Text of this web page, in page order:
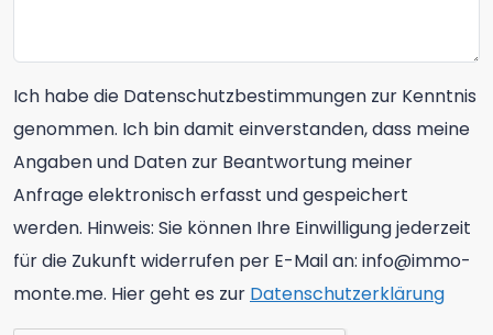
Ich habe die Datenschutzbestimmungen zur Kenntnis
genommen. Ich bin damit einverstanden, dass meine
Angaben und Daten zur Beantwortung meiner
Anfrage elektronisch erfasst und gespeichert
werden. Hinweis: Sie können Ihre Einwilligung jederzeit
für die Zukunft widerrufen per E-Mail an: info@immo-
monte.me. Hier geht es zur Datenschutzerklärung